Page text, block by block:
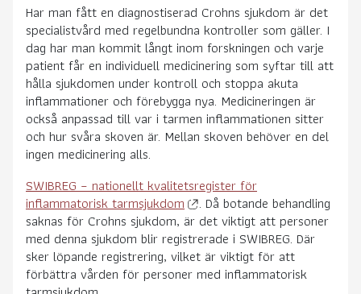
Har man fått en diagnostiserad Crohns sjukdom är det
specialistvård med regelbundna kontroller som gäller. I
dag har man kommit långt inom forskningen och varje
patient får en individuell medicinering som syftar till att
hålla sjukdomen under kontroll och stoppa akuta
inflammationer och förebygga nya. Medicineringen är
också anpassad till var i tarmen inflammationen sitter
och hur svåra skoven är. Mellan skoven behöver en del
ingen medicinering alls.
SWIBREG – nationellt kvalitetsregister för
inflammatorisk tarmsjukdom . Då botande behandling
saknas för Crohns sjukdom, är det viktigt att personer
med denna sjukdom blir registrerade i SWIBREG. Där
sker löpande registrering, vilket är viktigt för att
förbättra vården för personer med inflammatorisk